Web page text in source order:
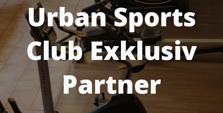
Urban Sports
Club Exklusiv
Partner